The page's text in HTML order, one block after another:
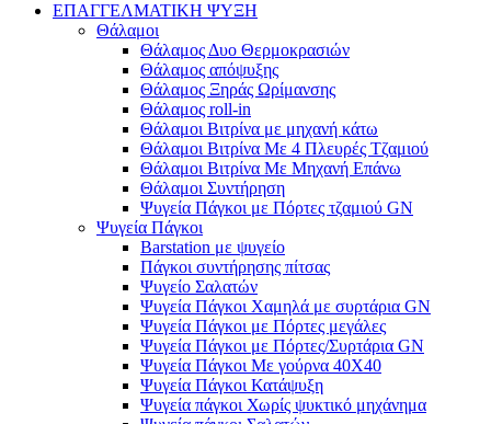
ΕΠΑΓΓΕΛΜΑΤΙΚΗ ΨΥΞΗ
Θάλαμοι
Θάλαμος Δυο Θερμοκρασιών
Θάλαμος απόψυξης
Θάλαμος Ξηράς Ωρίμανσης
Θάλαμος roll-in
Θάλαμοι Βιτρίνα με μηχανή κάτω
Θάλαμοι Βιτρίνα Με 4 Πλευρές Τζαμιού
Θάλαμοι Βιτρίνα Με Μηχανή Επάνω
Θάλαμοι Συντήρηση
Ψυγεία Πάγκοι με Πόρτες τζαμιού GN
Ψυγεία Πάγκοι
Barstation με ψυγείο
Πάγκοι συντήρησης πίτσας
Ψυγείο Σαλατών
Ψυγεία Πάγκοι Χαμηλά με συρτάρια GN
Ψυγεία Πάγκοι με Πόρτες μεγάλες
Ψυγεία Πάγκοι με Πόρτες/Συρτάρια GN
Ψυγεία Πάγκοι Με γούρνα 40Χ40
Ψυγεία Πάγκοι Κατάψυξη
Ψυγεία πάγκοι Χωρίς ψυκτικό μηχάνημα